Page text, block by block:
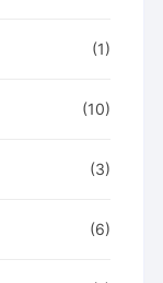
(1)
(10)
(3)
(6)